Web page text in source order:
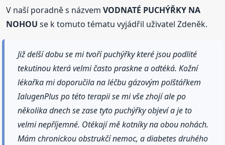
V naší poradně s názvemVODNATÉ PUCHÝŘKY NA
NOHOU se k tomuto tématu vyjádřil uživatel Zdeněk.
Již delší dobu se mi tvoří puchýřky které jsou podlité
tekutinou která velmi často praskne a odtéká. Kožní
lékařka mi doporučila na léčbu gázovým polštářkem
IalugenPlus po této terapii se mi vše zhojí ale po
několika dnech se zase tyto puchýřky objeví a je to
velmi nepříjemné. Otékají mě kotníky na obou nohách.
Mám chronickou obstrukčí nemoc, a diabetes druhého